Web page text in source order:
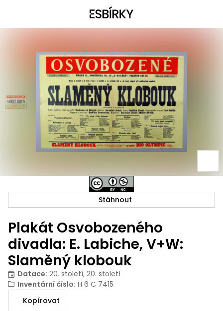
Plakát Osvobozeného
divadla: E. Labiche, V+W:
Slaměný klobouk
Datace: 20. století, 20. století
Inventární číslo: H 6 C 7415
Kopírovat
Stáhnout